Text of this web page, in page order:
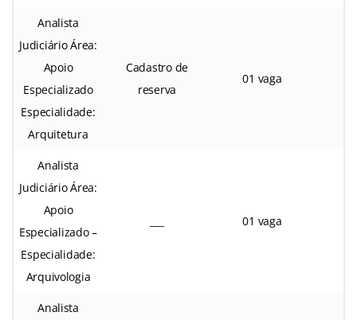
Analista
Judiciário Área:
Apoio
Especializado
Especialidade:
Arquitetura
Cadastro de
reserva
01 vaga
Analista
Judiciário Área:
Apoio
Especializado –
Especialidade:
Arquivologia
01 vaga
Analista